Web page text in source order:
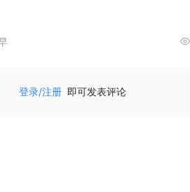
登录/注册 即可发表评论